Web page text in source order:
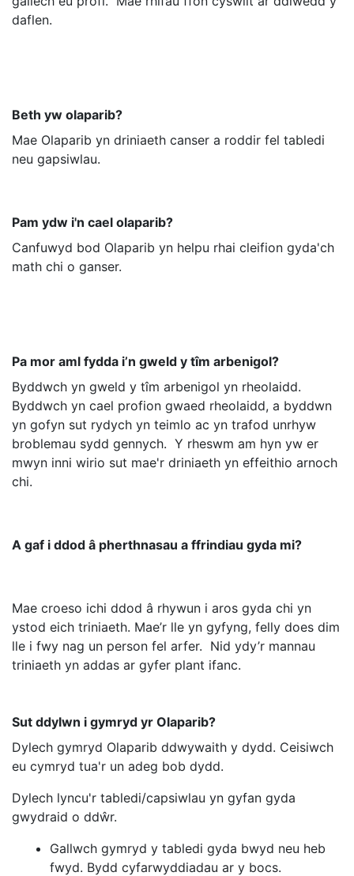
daflen.
Beth yw olaparib?
Mae Olaparib yn driniaeth canser a roddir fel tabledi
neu gapsiwlau.
Pam ydw i'n cael olaparib?
Canfuwyd bod Olaparib yn helpu rhai cleifion gyda'ch
math chi o ganser.
Pa mor aml fydda i’n gweld y tîm arbenigol?
Byddwch yn gweld y tîm arbenigol yn rheolaidd.
Byddwch yn cael profion gwaed rheolaidd, a byddwn
yn gofyn sut rydych yn teimlo ac yn trafod unrhyw
broblemau sydd gennych. Y rheswm am hyn yw er
mwyn inni wirio sut mae'r driniaeth yn effeithio arnoch
chi.
A gaf i ddod â pherthnasau a ffrindiau gyda mi?
Mae croeso ichi ddod â rhywun i aros gyda chi yn
ystod eich triniaeth. Mae’r lle yn gyfyng, felly does dim
lle i fwy nag un person fel arfer. Nid ydy’r mannau
triniaeth yn addas ar gyfer plant ifanc.
Sut ddylwn i gymryd yr Olaparib?
Dylech gymryd Olaparib ddwywaith y dydd. Ceisiwch
eu cymryd tua'r un adeg bob dydd.
Dylech lyncu'r tabledi/capsiwlau yn gyfan gyda
gwydraid o ddŵr.
Gallwch gymryd y tabledi gyda bwyd neu heb
fwyd. Bydd cyfarwyddiadau ar y bocs.